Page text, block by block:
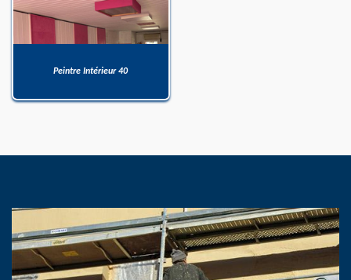
Peintre Intérieur 40